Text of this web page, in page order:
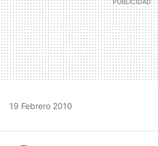
19 Febrero 2010